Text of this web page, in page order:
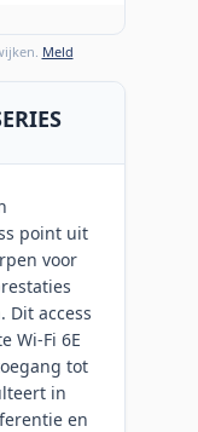
Meld
point uit
voor
Dit access
Wi-Fi 6E
tot
in
en